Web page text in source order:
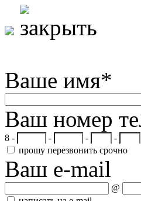
Ваше имя*
Ваш номер
8 - - -
-
прошу перезвонить срочно
Ваш e-mail
@